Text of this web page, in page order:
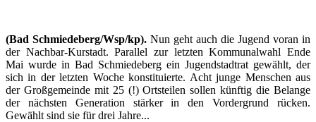
(Bad Schmiedeberg/Wsp/kp). Nun geht auch die Jugend voran in
der Nachbar-Kurstadt. Parallel zur letzten Kommunalwahl Ende
Mai wurde in Bad Schmiedeberg ein Jugendstadtrat gewählt, der
sich in der letzten Woche konstituierte. Acht junge Menschen aus
der Großgemeinde mit 25 (!) Ortsteilen sollen künftig die Belange
der nächsten Generation stärker in den Vordergrund rücken.
Gewählt sind sie für drei Jahre...